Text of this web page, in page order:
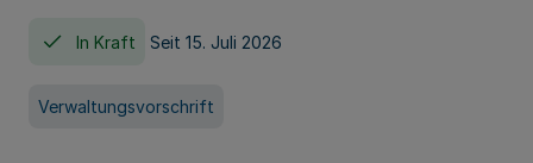
In Kraft Seit 15. Juli 2026
Verwaltungsvorschrift